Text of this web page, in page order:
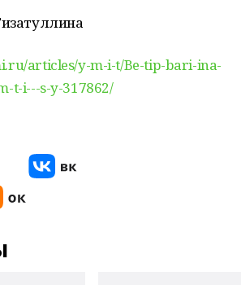
articles/y-m-i-t/Be-tip-bari-ina-
t-i---s-y-317862/